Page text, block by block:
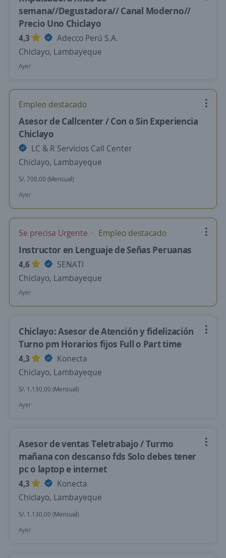
semana//Degustadora// Canal Moderno//
Precio Uno Chiclayo
4,3
Adecco Perú S.A.
Chiclayo, Lambayeque
Ayer
Empleo destacado
Asesor de Callcenter / Con o Sin Experiencia
Chiclayo
LC & R Servicios Call Center
Chiclayo, Lambayeque
S/. 700,00 (Mensual)
Ayer
Se precisa Urgente Empleo destacado
Instructor en Lenguaje de Señas Peruanas
4,6
SENATI
Chiclayo, Lambayeque
Ayer
Chiclayo: Asesor de Atención y fidelización
Turno pm Horarios fijos Full o Part time
4,3
Konecta
Chiclayo, Lambayeque
S/. 1.130,00 (Mensual)
Ayer
Asesor de ventas Teletrabajo / Turmo
mañana con descanso fds Solo debes tener
pc o laptop e internet
4,3
Konecta
Chiclayo, Lambayeque
S/. 1.130,00 (Mensual)
Ayer